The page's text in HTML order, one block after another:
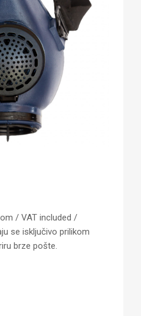
/ VAT included /
se isključivo prilikom
brze pošte.